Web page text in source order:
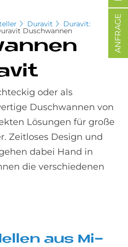
Duravit Duravit:
Duschwannen
oder als
Duschwannen von
Lösungen für große
Zeitloses Design und
dabei Hand in
die verschiedenen
aus Mi­
ANFRAGE